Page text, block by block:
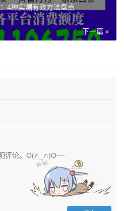
4种实测有效方法盘点
下一篇 »